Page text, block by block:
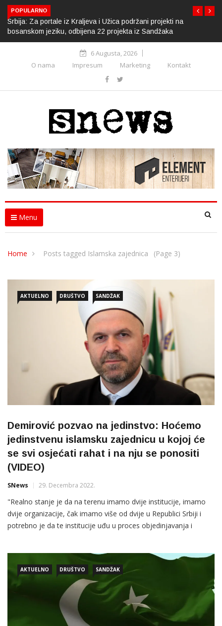
POPULARNO
Srbija: Za portale iz Kraljeva i Užica podržani projekti na
bosanskom jeziku, odbijena 22 projekta iz Sandžaka
6 Augusta, 2026
O nama
Impresum Marketing Kontakt
Menu
Home Posts tagged Islamska zajednica (Page 3)
AKTUELNO DRUŠTVO SANDŽAK
Demirović pozvao na jedinstvo: Hoćemo
jedinstvenu islamsku zajednicu u kojoj će
se svi osjećati rahat i na nju se ponositi
(VIDEO)
SNews 29. Decembra 2022.
"Realno stanje je da na terenu imamo dvije institucije, imamo
dvije organizacije, čak imamo više od dvije u Republici Srbiji i
potrebno je da te institucije uđu u proces objedinjavanja i
AKTUELNO DRUŠTVO SANDŽAK